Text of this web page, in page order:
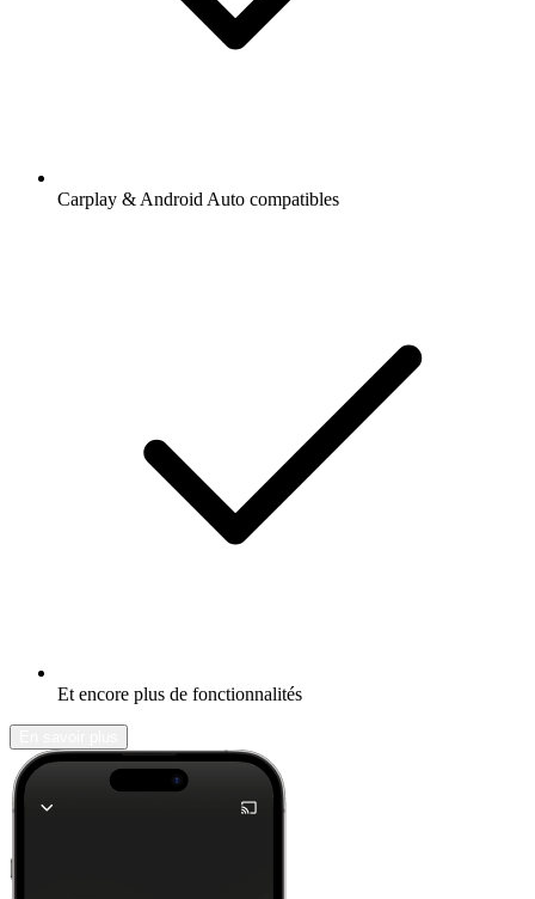
Carplay & Android Auto compatibles
Et encore plus de fonctionnalités